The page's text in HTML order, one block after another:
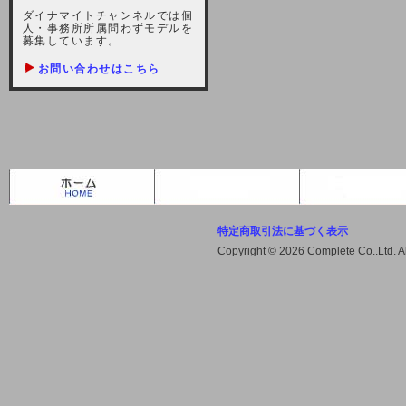
しますが、宜しくお願い致します。
2021-10-22 (金)
2021/10/7に起きました地震によ
不安定な状況もあります。会員様に
は、ご不便をお掛けしますが宜しく
ダイナマイトチャンネルでは個
人・事務所所属問わずモデルを
募集しています。
お問い合わせはこちら
特定商取引法に基づく表示
Copyright © 2026 Complete Co..Ltd.